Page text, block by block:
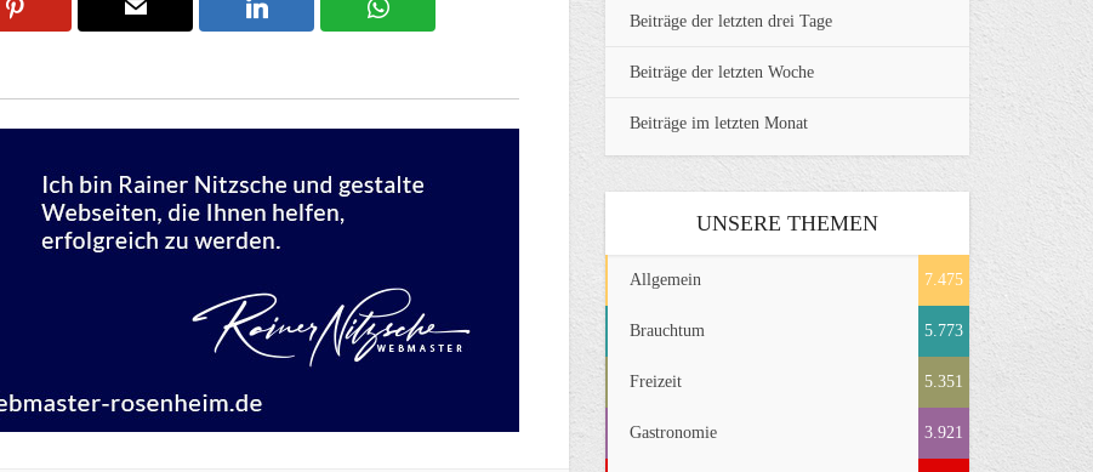
Beiträge der letzten drei Tage
Beiträge der letzten Woche
Beiträge im letzten Monat
UNSERE THEMEN
Allgemein 7.475
Brauchtum 5.773
Freizeit 5.351
Gastronomie 3.921